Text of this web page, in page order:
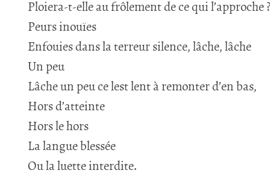
Ploiera-t-elle au frôlement de ce qui l’approche
Peurs inouïes
Enfouies dans la terreur silence, lâche, lâche
Un peu
Lâche un peu ce lest lent à remonter d’en bas,
Hors d’atteinte
Hors le hors
La langue blessée
Ou la luette interdite.